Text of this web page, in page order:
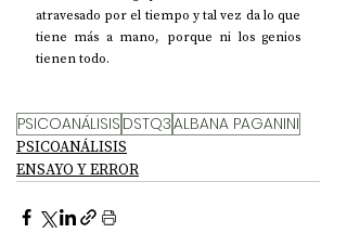
atravesado por el tiempo y tal vez da lo que
tiene más a mano, porque ni los genios
tienen todo.
PSICOANÁLISIS DSTQ3ALBANA PAGANINI
PSICOANÁLISIS
ENSAYO Y ERROR